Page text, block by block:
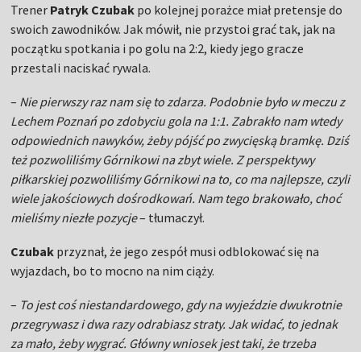
Trener Patryk Czubak po kolejnej porażce miał pretensje do
swoich zawodników. Jak mówił, nie przystoi grać tak, jak na
początku spotkania i po golu na 2:2, kiedy jego gracze
przestali naciskać rywala.
– Nie pierwszy raz nam się to zdarza. Podobnie było w meczu z
Lechem Poznań po zdobyciu gola na 1:1. Zabrakło nam wtedy
odpowiednich nawyków, żeby pójść po zwycięską bramkę. Dziś
też pozwoliliśmy Górnikowi na zbyt wiele. Z perspektywy
piłkarskiej pozwoliliśmy Górnikowi na to, co ma najlepsze, czyli
wiele jakościowych dośrodkowań. Nam tego brakowało, choć
mieliśmy niezłe pozycje– tłumaczył.
Czubak przyznał, że jego zespół musi odblokować się na
wyjazdach, bo to mocno na nim ciąży.
– To jest coś niestandardowego, gdy na wyjeździe dwukrotnie
przegrywasz i dwa razy odrabiasz straty. Jak widać, to jednak
za mało, żeby wygrać. Główny wniosek jest taki, że trzeba